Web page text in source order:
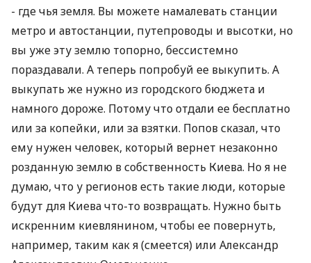
- где чья земля. Вы можете намалевать станции
метро и автостанции, путепроводы и высотки, но
вы уже эту землю топорно, бессистемно
пораздавали. А теперь попробуй ее выкупить. А
выкупать же нужно из городского бюджета и
намного дороже. Потому что отдали ее бесплатно
или за копейки, или за взятки. Попов сказал, что
ему нужен человек, который вернет незаконно
розданную землю в собственность Киева. Но я не
думаю, что у регионов есть такие люди, которые
будут для Киева что-то возвращать. Нужно быть
искренним киевлянином, чтобы ее повернуть,
например, таким как я (смеется) или Александр